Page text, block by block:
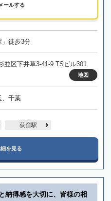
ールする
徒歩3分
並区下井草3-41-9 TSビル301
地図
、千葉
荻窪駅
を見る
納得感を大切に、皆様の相